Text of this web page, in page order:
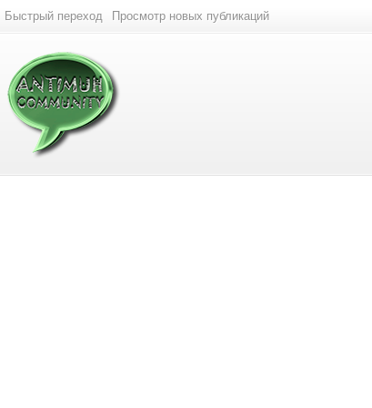
Быстрый переход Просмотр новых публикаций